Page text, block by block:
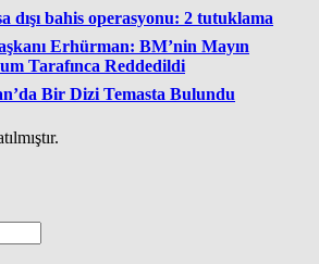
dışı bahis operasyonu: 2 tutuklama
Erhürman: BM’nin Mayın
Tarafınca Reddedildi
Bir Dizi Temasta Bulundu